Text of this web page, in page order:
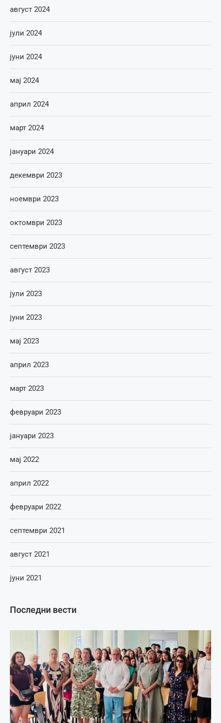
Последни вести
август 2024
јули 2024
јуни 2024
мај 2024
април 2024
март 2024
јануари 2024
декември 2023
ноември 2023
октомври 2023
септември 2023
август 2023
јули 2023
јуни 2023
мај 2023
април 2023
март 2023
февруари 2023
јануари 2023
мај 2022
април 2022
февруари 2022
септември 2021
август 2021
јуни 2021